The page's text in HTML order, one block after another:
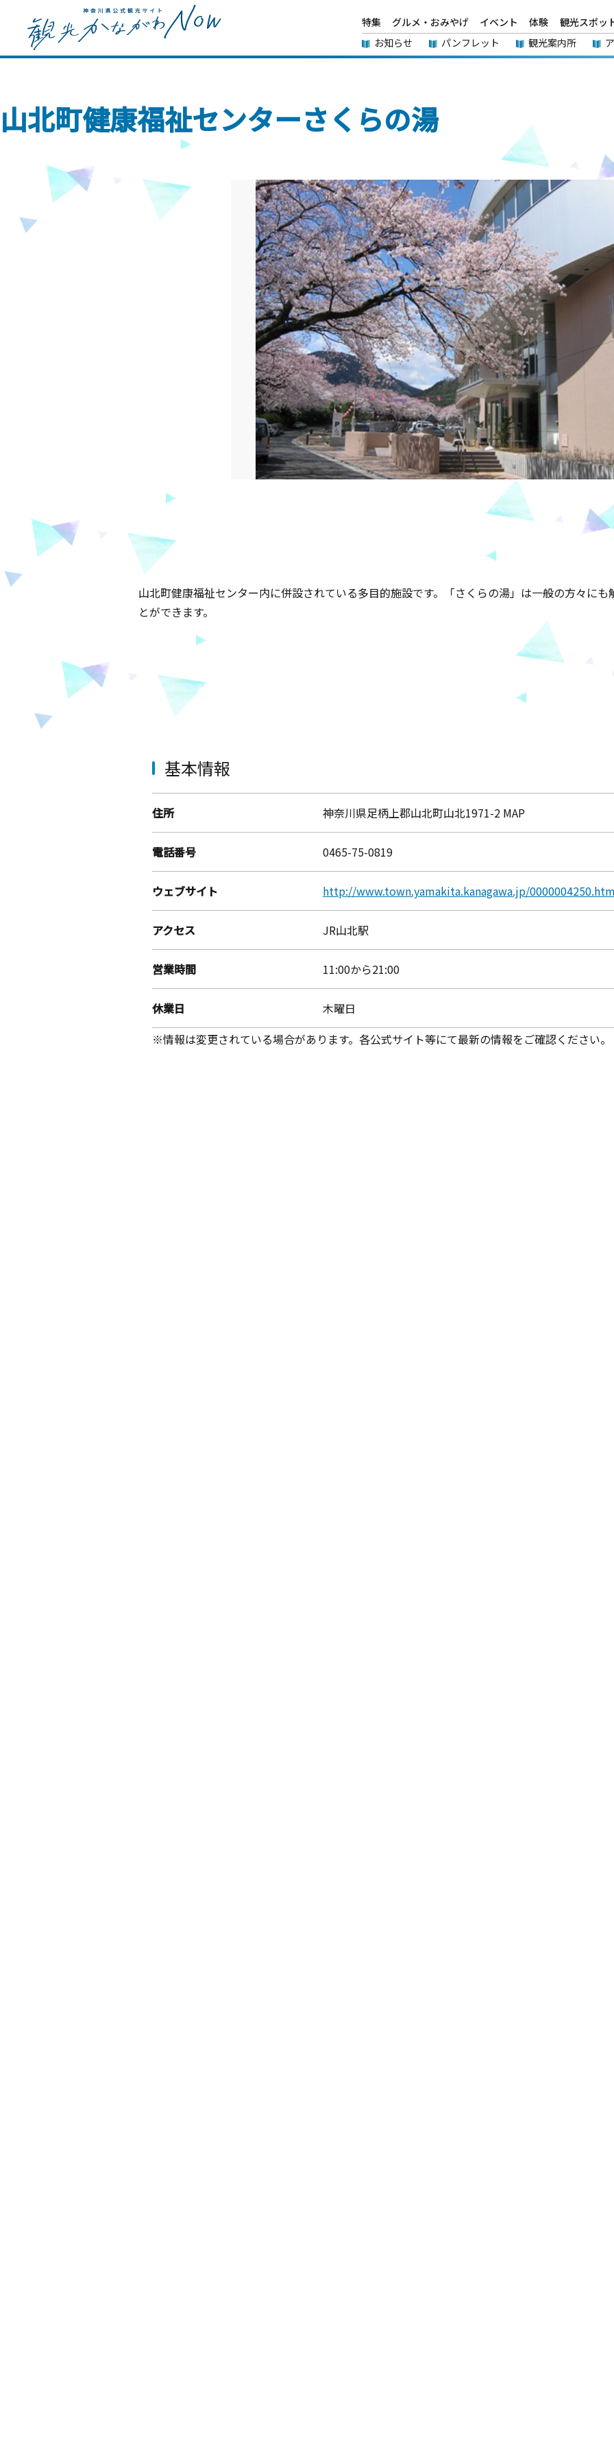
特集 グルメ・おみやげ イベント 体験
観光スポッ
お知らせ
パンフレット 観光案内所
山北町健康福祉センターさくらの湯
山北町健康福祉センター内に併設されている多目的施設です。「さくらの湯」は一般の方々に
とができます。
基本情報
住所 神奈川県足柄上郡山北町山北1971-2 MAP
電話番号 0465-75-0819
ウェブサイト http://www.town.yamakita.kanagawa.jp/
アクセス JR山北駅
営業時間 11:00から21:00
休業日
木曜日
※情報は変更されている場合があります。各公式サイト等にて最新の情報をご確認ください。